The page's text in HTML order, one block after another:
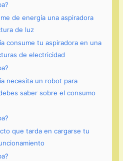
de energía una aspiradora
de luz
consume tu aspiradora en una
de electricidad
necesita un robot para
saber sobre el consumo
que tarda en cargarse tu